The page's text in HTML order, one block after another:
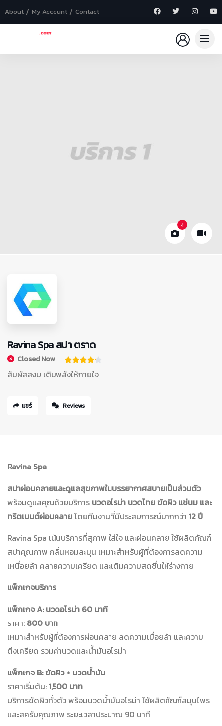
About My Account Contact
4
Ravina Spa สปา ตราด
Closed Now
สัมผัสสงบ เติมพลังให้กายใจ
แชร์ Reviews
Ravina Spa
สปาผ่อนคลายและดูแลสุขภาพในบรรยากาศสบายเป็นส่วนตัว
พร้อมดูแลคุณด้วยบริการ นวดอโรม่า นวดไทย ขัดผิว แช่นม และ
ทรีตเมนต์ผ่อนคลายโดยทีมงานที่มีประสบการณ์มากกว่า 12 ปี
Ravina Spa เน้นบริการที่สุภาพ ใส่ใจ และผ่อนคลาย ใช้ผลิตภัณฑ์
สปาคุณภาพ กลิ่นหอมละมุน เหมาะสำหรับผู้ที่ต้องการลดความ
เหนื่อยล้า คลายความเครียด และเติมความสดชื่นให้ร่างกาย
แพ็กเกจบริการ
แพ็กเกจ A: นวดอโรม่า 60 นาที
ราคา: 800 บาท
เหมาะสำหรับผู้ที่ต้องการผ่อนคลาย ลดความเมื่อยล้า และความ
ตึงเครียด รวมค่านวดและน้ำมันอโรม่า
แพ็กเกจ B: ขัดผิว + นวดน้ำมัน
ราคาเริ่มต้น:1,500 บาท
บริการขัดผิวทั่วตัว พร้อมนวดน้ำมันอโรม่า ใช้ผลิตภัณฑ์สมุนไพร
และสครับคุณภาพ ระยะเวลาประมาณ 90 นาที